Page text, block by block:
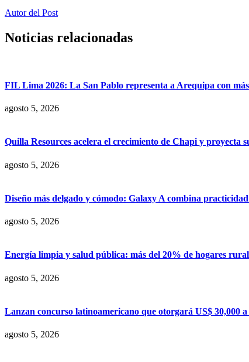
Autor del Post
Noticias relacionadas
FIL Lima 2026: La San Pablo representa a Arequipa con
agosto 5, 2026
Quilla Resources acelera el crecimiento de Chapi y proyecta
agosto 5, 2026
Diseño más delgado y cómodo: Galaxy A combina
agosto 5, 2026
Energía limpia y salud pública: más del 20% de hogares
agosto 5, 2026
Lanzan concurso latinoamericano que otorgará US$ 30,000
agosto 5, 2026